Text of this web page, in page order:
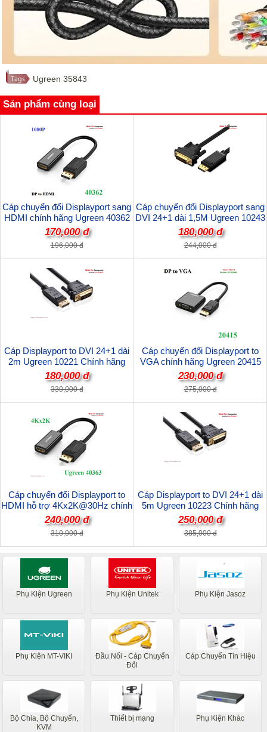
Ugreen 35843
Sản phẩm cùng loại
Cáp chuyển đổi Displayport sang
HDMI chính hãng Ugreen 40362
cao cấp
170,000 đ
196,000 đ
Cáp chuyển đổi Displayport sang
DVI 24+1 dài 1,5M Ugreen 10243
chính hãng
180,000 đ
244,000 đ
Cáp Displayport to DVI 24+1 dài
2m Ugreen 10221 Chính hãng
180,000 đ
330,000 đ
Cáp chuyển đổi Displayport to
VGA chính hãng Ugreen 20415
cao cấp
230,000 đ
275,000 đ
Cáp chuyển đổi Displayport to
HDMI hỗ trợ 4Kx2K@30Hz chính
hãng Ugreen 40363 cao cấp
240,000 đ
310,000 đ
Cáp Displayport to DVI 24+1 dài
5m Ugreen 10223 Chính hãng
250,000 đ
385,000 đ
Phụ Kiện Ugreen Phụ Kiện Unitek Phụ Kiện Jasoz
Phụ Kiện MT-VIKI
Đầu Nối - Cáp Chuyển
Đổi
Cáp Chuyển Tín Hiệu
Bộ Chia, Bộ Chuyển,
KVM
Thiết bị mạng Phụ Kiện Khác